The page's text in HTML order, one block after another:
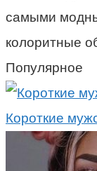
самыми
колоритные
Популярное
Короткие